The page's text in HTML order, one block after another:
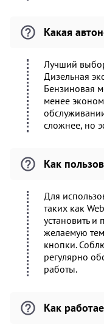
Какая
Лучший
Дизельная
Бензиновая
менее
сложнее, но
Как
Для
таких как
установить и
желаемую
кнопки.
регулярно
работы.
Как